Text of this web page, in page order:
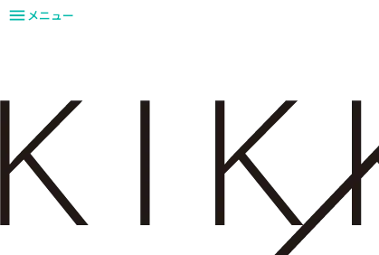
メニュー